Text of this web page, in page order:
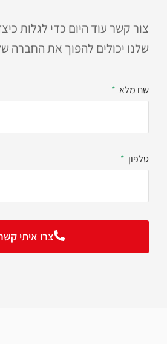
צור קשר עוד היום כדי לגלות
שלנו יכולים להפוך את החברה
שם מלא
טלפון
צרו איתי